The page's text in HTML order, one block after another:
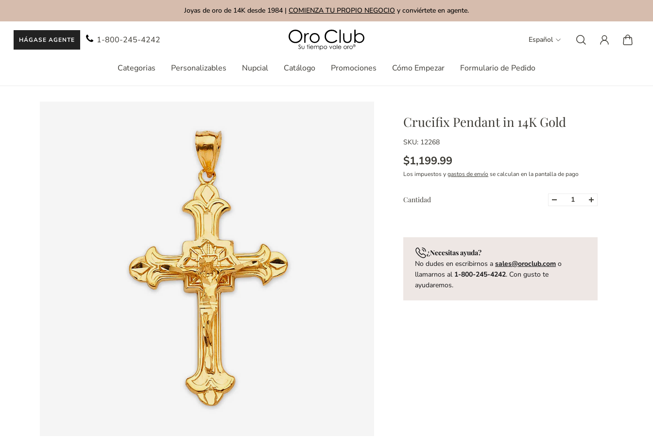
Joyas de oro de 14K desde 1984 | COMIENZA TU PROPIO NEGOCIO y conviértete en agente.
Categorias Personalizables Nupcial Catálogo Promociones Cómo Empezar Formulario de Pedido
Español
HÁGASE AGENTE 1-800-245-4242
Crucifix Pendant in 14K Gold
SKU: 12268
$1,199.99
Los impuestos ygastos de envío se calculan en la pantalla de pago
Cantidad
¿Necesitas ayuda?
No dudes en escribirnos asales@oroclub.com o
llamarnos al 1-800-245-4242. Con gusto te
ayudaremos.